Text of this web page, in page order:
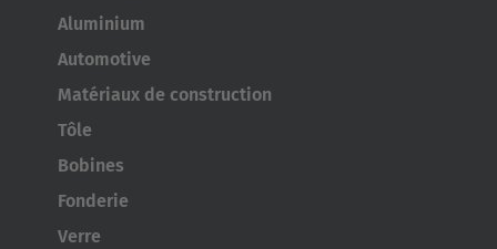
Aluminium
Automotive
Matériaux de construction
Tôle
Bobines
Fonderie
Verre